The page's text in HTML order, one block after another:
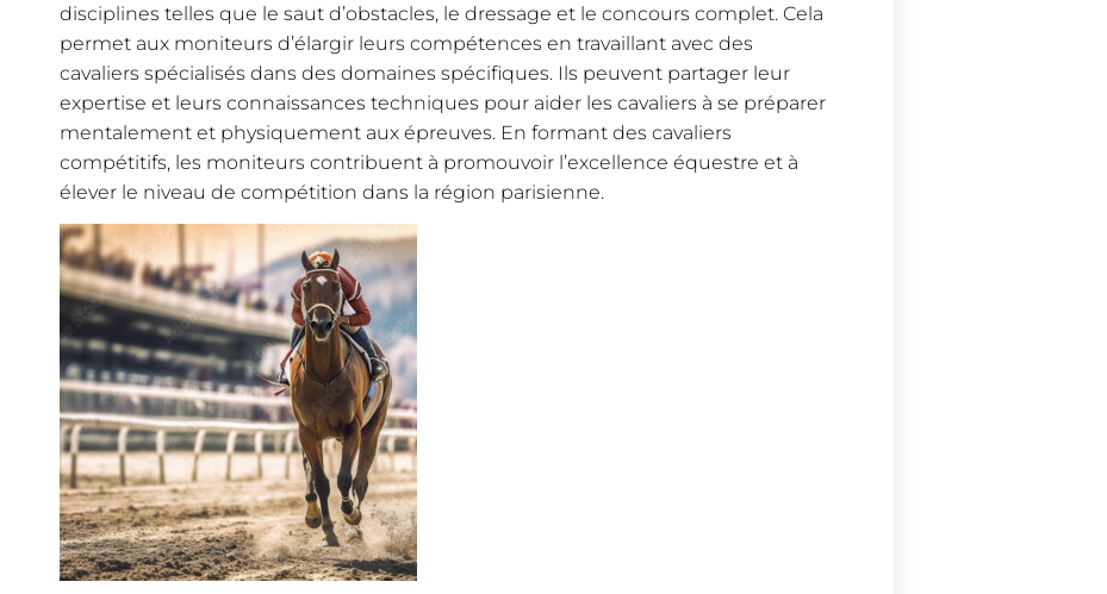
disciplines telles que le saut d’obstacles, le dressage et le concours complet. Cela
permet aux moniteurs d’élargir leurs compétences en travaillant avec des
cavaliers spécialisés dans des domaines spécifiques. Ils peuvent partager leur
expertise et leurs connaissances techniques pour aider les cavaliers à se préparer
mentalement et physiquement aux épreuves. En formant des cavaliers
compétitifs, les moniteurs contribuent à promouvoir l’excellence équestre et à
élever le niveau de compétition dans la région parisienne.